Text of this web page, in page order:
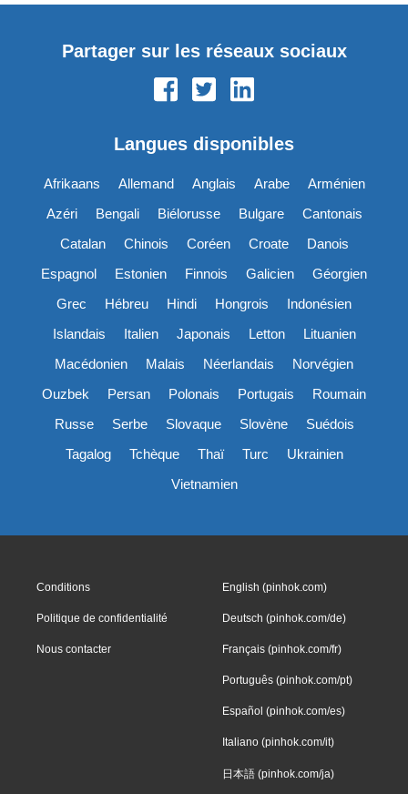
Partager sur les réseaux sociaux
Langues disponibles
Afrikaans Allemand Anglais Arabe
Arménien
Azéri
Bengali Biélorusse Bulgare
Cantonais
Catalan
Chinois Coréen Croate
Danois
Espagnol
Estonien Finnois Galicien
Géorgien
Grec
Hébreu Hindi Hongrois
Indonésien
Islandais
Italien Japonais Letton
Lituanien
Macédonien
Malais Néerlandais
Norvégien
Ouzbek
Persan Polonais Portugais
Roumain
Russe
Serbe Slovaque Slovène
Suédois
Tagalog
Tchèque Thaï Turc
Ukrainien
Vietnamien
Conditions
Politique de confidentialité
Nous contacter
English (pinhok.com)
Deutsch (pinhok.com/de)
Français (pinhok.com/fr)
Português (pinhok.com/pt)
Español (pinhok.com/es)
Italiano (pinhok.com/it)
日本語 (pinhok.com/ja)